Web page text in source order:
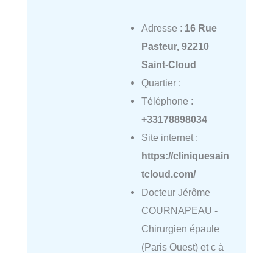
Adresse : 16 Rue
Pasteur, 92210
Saint-Cloud
Quartier :
Téléphone :
+33178898034
Site internet :
https://cliniquesain
tcloud.com/
Docteur Jérôme
COURNAPEAU -
Chirurgien épaule
(Paris Ouest) et c à